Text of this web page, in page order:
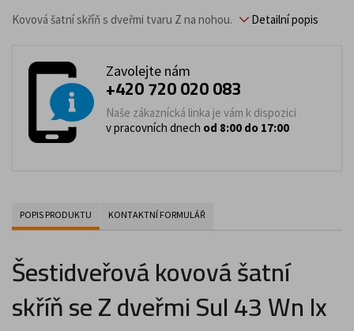
Kovová šatní skříň s dveřmi tvaru Z na nohou. Detailní popis
Zavolejte nám
+420 720 020 083
Naše zákaznícká linka je vám k dispozici
v pracovních dnech od 8:00 do 17:00
POPIS PRODUKTU KONTAKTNÍ FORMULÁŘ
Šestidveřová kovová šatní
skříň se Z dveřmi Sul 43 Wn lx